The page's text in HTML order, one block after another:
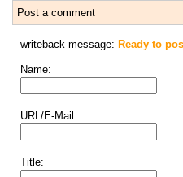
Post a comment
writeback message: Ready to
Name:
URL/E-Mail:
Title: